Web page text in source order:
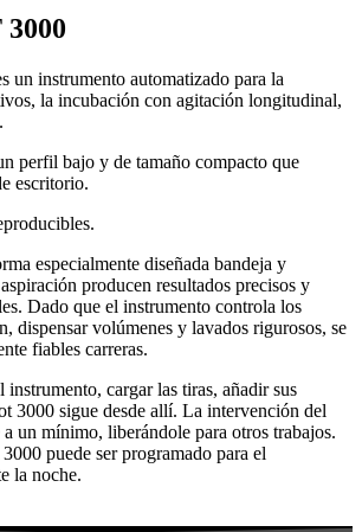
instrumento automatizado para la
la incubación con agitación longitudinal,
perfil bajo y de tamaño compacto que
escritorio.
especialmente diseñada bandeja y
producen resultados precisos y
Dado que el instrumento controla los
dispensar volúmenes y lavados rigurosos, se
fiables carreras.
instrumento, cargar las tiras, añadir sus
3000 sigue desde allí. La intervención del
a un mínimo, liberándole para otros trabajos.
puede ser programado para el
la noche.